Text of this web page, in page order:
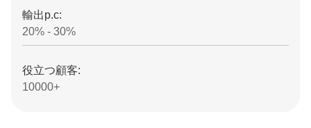
輸出p.c:
20% - 30%
役立つ顧客:
10000+